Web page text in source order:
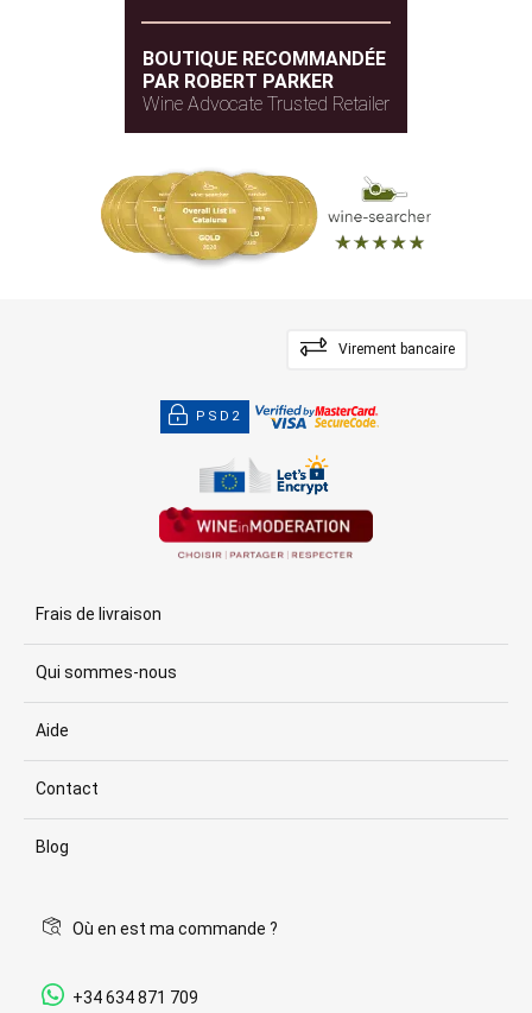
BOUTIQUE RECOMMANDÉE
PAR ROBERT PARKER
Wine Advocate Trusted Retailer
Virement bancaire
PSD2
Frais de livraison
Qui sommes-nous
Aide
Contact
Blog
Où en est ma commande ?
+34 634 871 709